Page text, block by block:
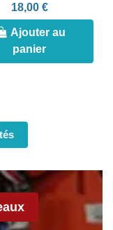
18,00 €
Ajouter au
panier